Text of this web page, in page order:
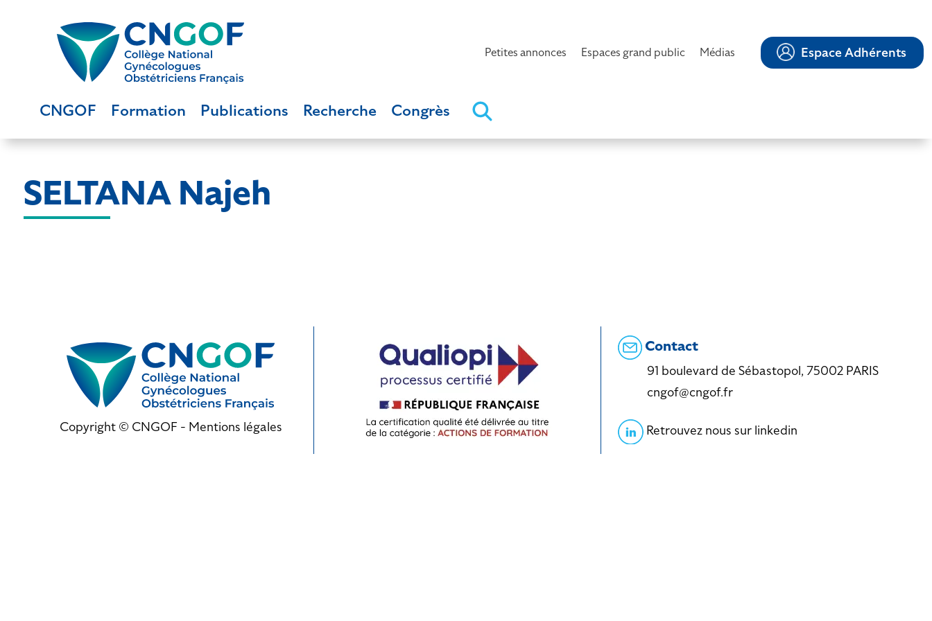
Petites annonces Espaces grand public Médias Espace Adhérents
CNGOF Formation Publications Recherche Congrès
SELTANA Najeh
Copyright © CNGOF - Mentions légales
Contact
91 boulevard de Sébastopol, 75002 PARIS
cngof@cngof.fr
Retrouvez nous sur linkedin